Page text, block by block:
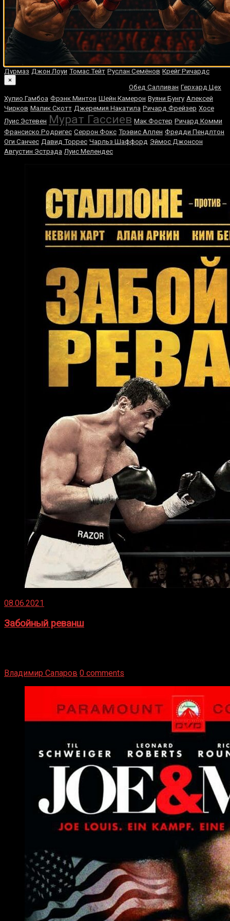
Случайные боксеры
Орландо Салидо Хосе Луис Кастильо Уго Руис Имаму Мэйфилд
Леонсио Гарсес
Мишель Росалес Туй Тоя Юки Сано
Том Шварц
Логан Пол
Робсон Консейсау Клиффорд Этьен Генри Ланди
Сергей Ковалёв Дакота Стоун
Мухаммед Али
Дурмаз Джон Лоуи Томас Тейт Руслан Семёнов Крейг Ричардс
Деонтей Уайлдер Обед Салливан Герхард Цех
Хулио Гамбоа Фрэнк Минтон Шейн Камерон Вуяни Бунгу Алексей
Чирков Малик Скотт Джеремия Накатила Ричард Фрейзер Хосе
Луис Эстевен Мурат Гассиев Мак Фостер Ричард Комми
Франсиско Родригес Серрон Фокс Трэвис Аллен Фредди Пендлтон
Оги Санчес Давид Торрес Чарльз Шаффорд Эймос Джонсон
Августин Эстрада Луис Мелендес
08.06.2021
Забойный реванш
Владимир Сапаров 0 comments
×